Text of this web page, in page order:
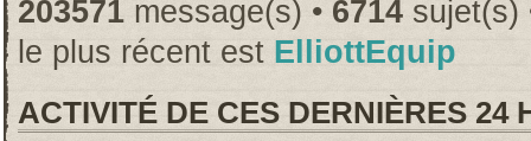
203571 message(s) • 6714 sujet(s)
le plus récent est ElliottEquip
ACTIVITÉ DE CES DERNIÈRES 24